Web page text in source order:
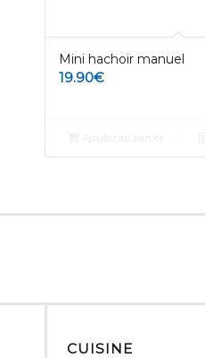
Mini hachoir manuel
19.90€
CUISINE